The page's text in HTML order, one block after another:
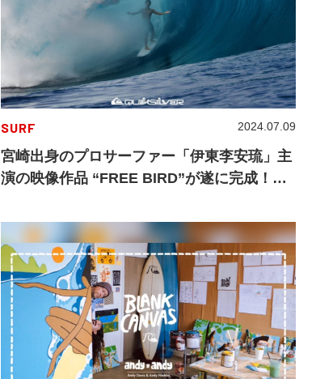
SURF
宮崎出身のプロサーファー「伊東李安琉」主
演の映像作品 “FREE BIRD”が遂に完成！
2024.07.09